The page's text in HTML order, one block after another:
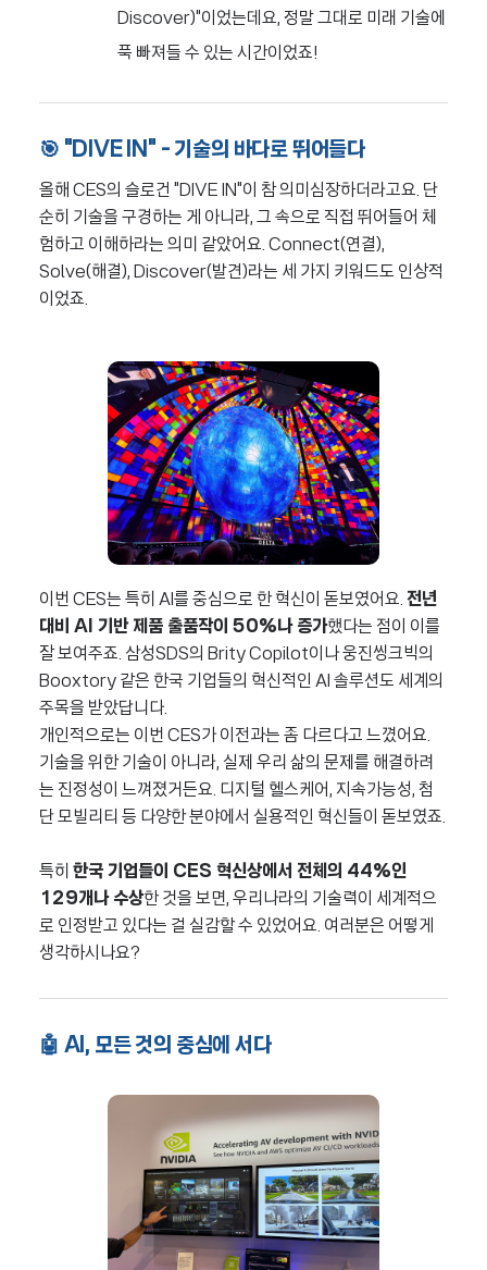
Discover)"이었는데요, 정말 그대로 미래 기술에
푹 빠져들 수 있는 시간이었죠!
🎯 "DIVE IN" - 기술의 바다로 뛰어들다
올해 CES의 슬로건 "DIVE IN"이 참 의미심장하더라고요. 단
순히 기술을 구경하는 게 아니라, 그 속으로 직접 뛰어들어 체
험하고 이해하라는 의미 같았어요. Connect(연결),
Solve(해결), Discover(발견)라는 세 가지 키워드도 인상적
이었죠.
이번 CES는 특히 AI를 중심으로 한 혁신이 돋보였어요. 전년
대비 AI 기반 제품 출품작이 50%나 증가했다는 점이 이를
잘 보여주죠. 삼성SDS의 Brity Copilot이나 웅진씽크빅의
Booxtory 같은 한국 기업들의 혁신적인 AI 솔루션도 세계의
주목을 받았답니다.
개인적으로는 이번 CES가 이전과는 좀 다르다고 느꼈어요.
기술을 위한 기술이 아니라, 실제 우리 삶의 문제를 해결하려
는 진정성이 느껴졌거든요. 디지털 헬스케어, 지속가능성, 첨
단 모빌리티 등 다양한 분야에서 실용적인 혁신들이 돋보였죠.
특히 한국 기업들이 CES 혁신상에서 전체의 44%인
129개나 수상한 것을 보면, 우리나라의 기술력이 세계적으
로 인정받고 있다는 걸 실감할 수 있었어요. 여러분은 어떻게
생각하시나요?
🤖 AI, 모든 것의 중심에 서다